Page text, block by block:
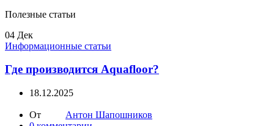
Полезные статьи
04 Дек
Информационные статьи
Где производится Aquafloor?
18.12.2025
От
Антон Шапошников